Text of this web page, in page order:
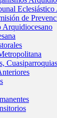
de
Arquidiocesano